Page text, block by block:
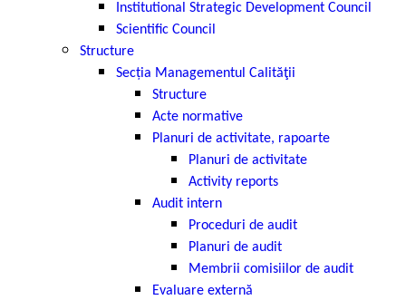
Institutional Strategic Development Council
Scientific Council
Structure
Secția Managementul Calităţii
Structure
Acte normative
Planuri de activitate, rapoarte
Planuri de activitate
Activity reports
Audit intern
Proceduri de audit
Planuri de audit
Membrii comisiilor de audit
Evaluare externă